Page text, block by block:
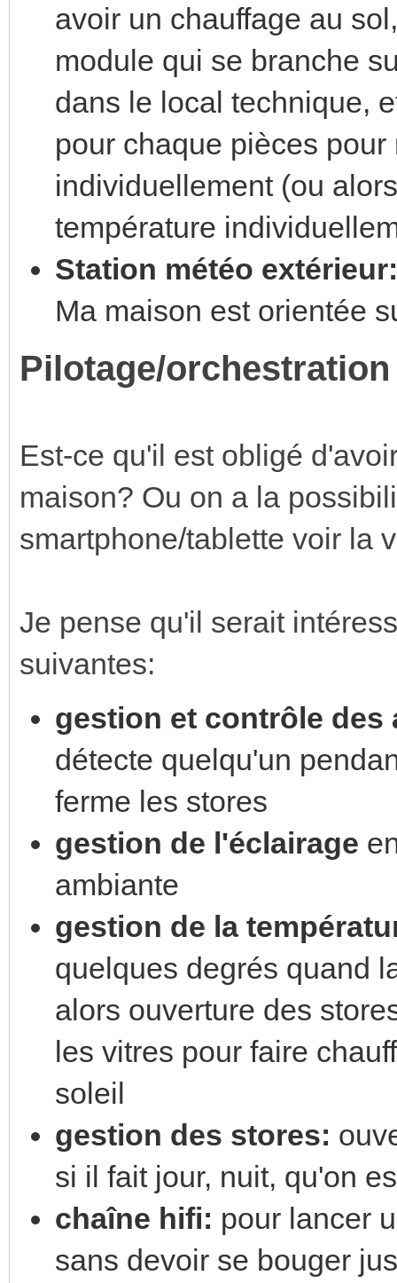
avoir un chauffage au
module qui se branche
dans le local technique,
pour chaque pièces
individuellement (ou
température
Station météo extérieur:
Ma maison est orientée
Pilotage/
Est-ce qu'il est obligé
maison? Ou on a la
smartphone/tablette voir la
Je pense qu'il serait
suivantes:
gestion et contrôle des
détecte quelqu'un
ferme les stores
gestion de l'éclairage
ambiante
gestion de la
quelques degrés quand
alors ouverture des
les vitres pour faire
soleil
gestion des stores:
si il fait jour, nuit, qu'on
chaîne hifi: pour lancer
sans devoir se bouger